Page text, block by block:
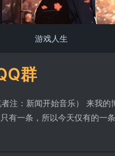
游戏人生
群
注：新闻开始音乐） 来我的
有一条，所以今天仅有的一